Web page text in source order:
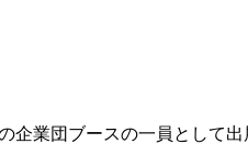
業団ブースの一員として出